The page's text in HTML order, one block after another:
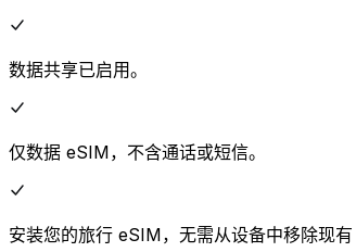
数据共享已启用。
仅数据 eSIM，不含通话或短信。
安装您的旅行 eSIM，无需从设备中移除现有